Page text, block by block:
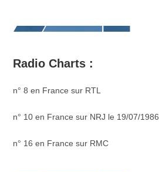
Radio Charts :
n° 8 en France sur RTL
n° 10 en France sur NRJ le 19/07/1986
n° 16 en France sur RMC